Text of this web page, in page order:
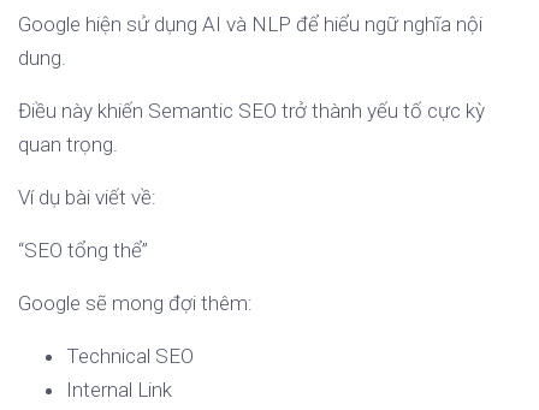
Google hiện sử dụng AI và NLP để hiểu ngữ nghĩa nội
dung.
Điều này khiến Semantic SEO trở thành yếu tố cực kỳ
quan trọng.
Ví dụ bài viết về:
“SEO tổng thể”
Google sẽ mong đợi thêm:
Technical SEO
Internal Link